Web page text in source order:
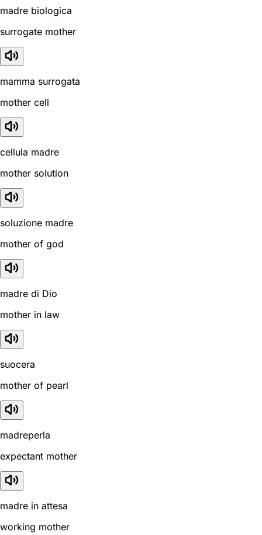
madre biologica
surrogate mother
mamma surrogata
mother cell
cellula madre
mother solution
soluzione madre
mother of god
madre di Dio
mother in law
suocera
mother of pearl
madreperla
expectant mother
madre in attesa
working mother